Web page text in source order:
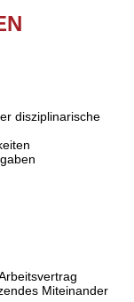
disziplinarische
Miteinander